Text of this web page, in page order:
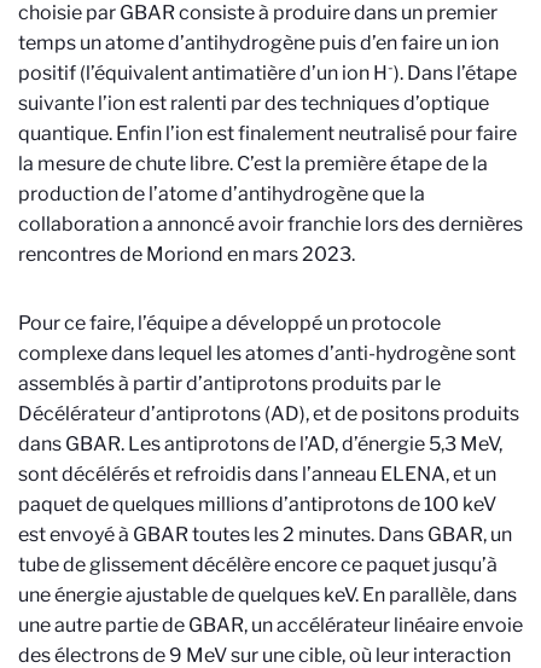
choisie par GBAR consiste à produire dans un premier
temps un atome d’antihydrogène puis d’en faire un ion
positif (l’équivalent antimatière d’un ion H-). Dans l’étape
suivante l’ion est ralenti par des techniques d’optique
quantique. Enfin l’ion est finalement neutralisé pour faire
la mesure de chute libre. C’est la première étape de la
production de l’atome d’antihydrogène que la
collaboration a annoncé avoir franchie lors des dernières
rencontres de Moriond en mars 2023.
Pour ce faire, l’équipe a développé un protocole
complexe dans lequel les atomes d’anti-hydrogène sont
assemblés à partir d’antiprotons produits par le
Décélérateur d’antiprotons (AD), et de positons produits
dans GBAR. Les antiprotons de l’AD, d’énergie 5,3 MeV,
sont décélérés et refroidis dans l’anneau ELENA, et un
paquet de quelques millions d’antiprotons de 100 keV
est envoyé à GBAR toutes les 2 minutes. Dans GBAR, un
tube de glissement décélère encore ce paquet jusqu’à
une énergie ajustable de quelques keV. En parallèle, dans
une autre partie de GBAR, un accélérateur linéaire envoie
des électrons de 9 MeV sur une cible, où leur interaction